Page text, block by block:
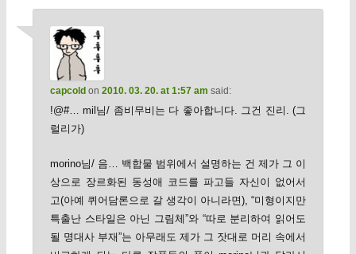
capcold on 2010. 03. 20. at 1:57 am said:
!@#… mil님/ 좀비무비는 다 좋아합니다. 그건 진리. (그
럴리가)
morino님/ 음… 백합물 범위에서 설명하는 건 제가 그 이
상으로 장르화된 동성애 코드를 파고들 자신이 없어서
고(아예 퀴어담론으로 갈 생각이 아니라면), “미형이지만
특출난 스타일은 아닌 그림체”와 “따로 분리하여 읽어도
될 명대사 부재”는 아무래도 제가 그 잣대로 머리 속에서